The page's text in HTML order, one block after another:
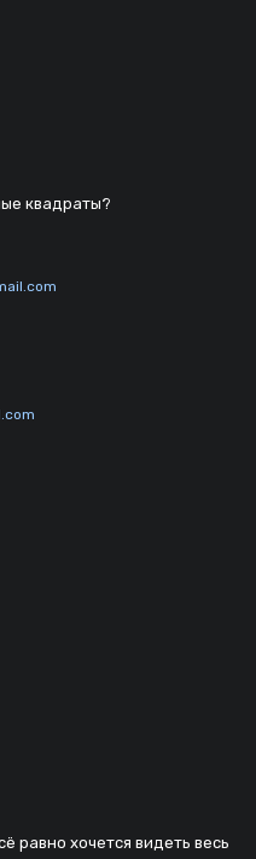
квадраты?
равно хочется видеть весь